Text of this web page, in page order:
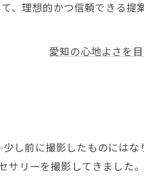
、理想的かつ信頼できる提
愛知の心地よさを
し前に撮影したものにはな
サリーを撮影してきました